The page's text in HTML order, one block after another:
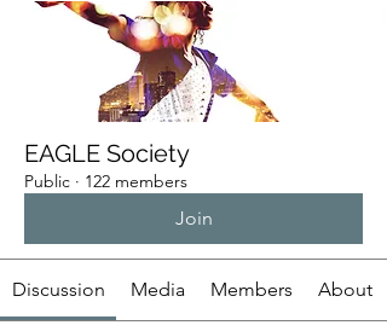
EAGLE Society
Public · 122 members
Join
Discussion Media Members About